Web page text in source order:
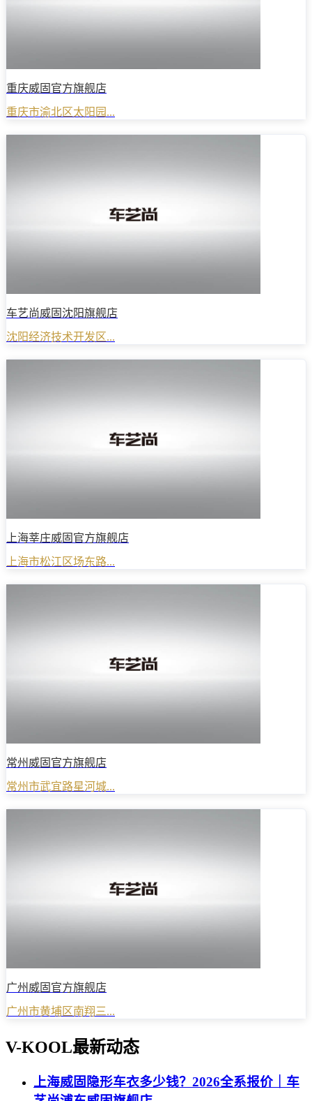
重庆威固官方旗舰店
重庆市渝北区太阳园...
车艺尚威固沈阳旗舰店
沈阳经济技术开发区...
上海莘庄威固官方旗舰店
上海市松江区场东路...
常州威固官方旗舰店
常州市武宜路星河城...
广州威固官方旗舰店
广州市黄埔区南翔三...
V-KOOL最新动态
上海威固隐形车衣多少钱？2026全系报价｜车